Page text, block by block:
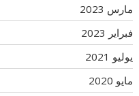
مارس 2023
فبراير 2023
يوليو 2021
مايو 2020